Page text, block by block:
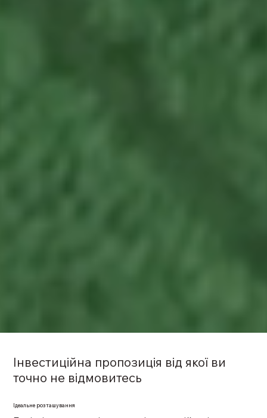
Інвестиційна пропозиція від якої ви
точно не відмовитесь
Ідеальне розташування